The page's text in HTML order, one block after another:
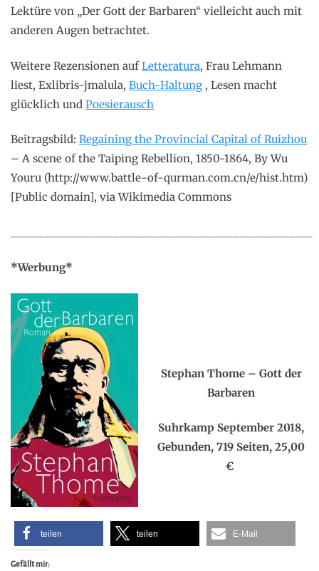
Lektüre von „Der Gott der Barbaren“ vielleicht auch mit
anderen Augen betrachtet.
Weitere Rezensionen aufLetteratura, Frau Lehmann
liest, Exlibris-jmalula, Buch-Haltung , Lesen macht
glücklich und Poesierausch
Beitragsbild: Regaining the Provincial Capital of Ruizhou
– A scene of the Taiping Rebellion, 1850-1864, By Wu
Youru (http://www.battle-of-qurman.com.cn/e/hist.htm)
[Public domain], via Wikimedia Commons
*Werbung*
Stephan Thome – Gott der
Barbaren
Suhrkamp September 2018,
Gebunden, 719 Seiten, 25,00
€
teilen teilen E-Mail
Gefällt mir: